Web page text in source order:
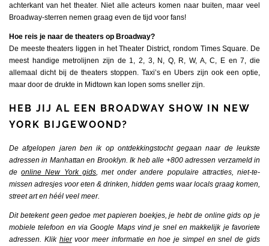
achterkant van het theater. Niet alle acteurs komen naar buiten, maar veel
Broadway-sterren nemen graag even de tijd voor fans!
Hoe reis je naar de theaters op Broadway?
De meeste theaters liggen in het Theater District, rondom Times Square. De
meest handige metrolijnen zijn de 1, 2, 3, N, Q, R, W, A, C, E en 7, die
allemaal dicht bij de theaters stoppen. Taxi’s en Ubers zijn ook een optie,
maar door de drukte in Midtown kan lopen soms sneller zijn.
HEB JIJ AL EEN BROADWAY SHOW IN NEW
YORK BIJGEWOOND?
De afgelopen jaren ben ik op ontdekkingstocht gegaan naar de leukste
adressen in Manhattan en Brooklyn. Ik heb alle +800 adressen verzameld in
deonline New York gids, met onder andere populaire attracties, niet-te-
missen adresjes voor eten & drinken, hidden gems waar locals graag komen,
street art en héél veel meer.
Dit betekent geen gedoe met papieren boekjes, je hebt de online gids op je
mobiele telefoon en via Google Maps vind je snel en makkelijk je favoriete
adressen. Klik hiervoor meer informatie en hoe je simpel en snel de gids